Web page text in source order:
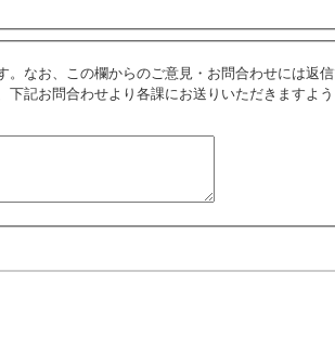
なお、この欄からのご意見・お問合わせには返
下記お問合わせより各課にお送りいただきますよ